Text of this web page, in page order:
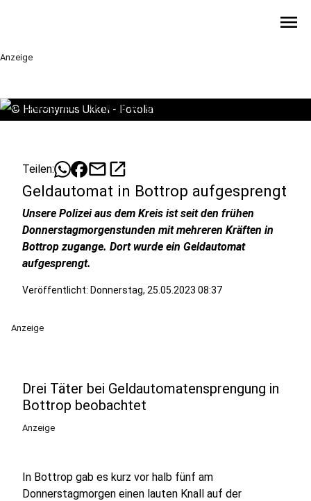
menu
Anzeige
© Hieronymus Ukkel - Fotolia
Teilen: mailopen_in_new
Geldautomat in Bottrop aufgesprengt
Unsere Polizei aus dem Kreis ist seit den frühen
Donnerstagmorgenstunden mit mehreren Kräften in
Bottrop zugange. Dort wurde ein Geldautomat
aufgesprengt.
Veröffentlicht: Donnerstag, 25.05.2023 08:37
Anzeige
Drei Täter bei Geldautomatensprengung in
Bottrop beobachtet
Anzeige
In Bottrop gab es kurz vor halb fünf am
Donnerstagmorgen einen lauten Knall auf der